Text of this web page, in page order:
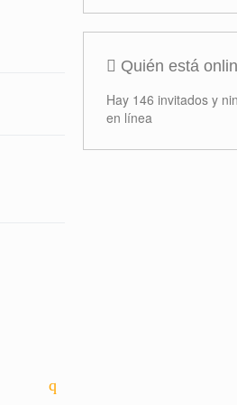
Quién está
Hay 146 invitados y
en línea